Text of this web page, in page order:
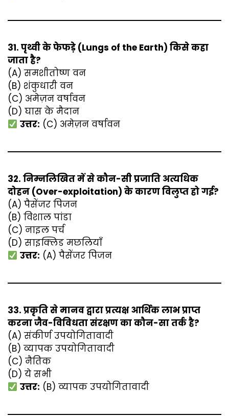
31. पृथ्वी के फेफड़े (Lungs of the Earth) किसे कहा
जाता है?
(A) समशीतोष्ण वन
(B) शंकुधारी वन
(C) अमेज़न वर्षावन
(D) घास के मैदान
उत्तर: (C) अमेज़न वर्षावन
32. निम्नलिखित में से कौन-सी प्रजाति अत्यधिक
दोहन (Over-exploitation) के कारण विलुप्त हो गई?
(A) पैसेंजर पिजन
(B) विशाल पांडा
(C) नाइल पर्च
(D) साइक्लिड मछलियाँ
उत्तर: (A) पैसेंजर पिजन
33. प्रकृति से मानव द्वारा प्रत्यक्ष आर्थिक लाभ प्राप्त
करना जैव-विविधता संरक्षण का कौन-सा तर्क है?
(A) संकीर्ण उपयोगितावादी
(B) व्यापक उपयोगितावादी
(C) नैतिक
(D) ये सभी
उत्तर: (B) व्यापक उपयोगितावादी